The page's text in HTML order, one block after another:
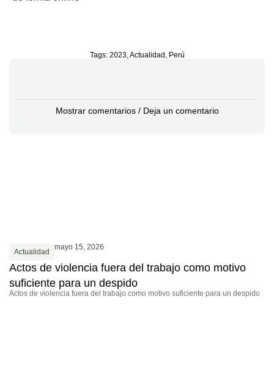
Tags: 2023,Actualidad, Perú
Mostrar comentarios / Deja un comentario
Actualidad
mayo 15, 2026
Actos de violencia fuera del trabajo como motivo
suficiente para un despido
Actos de violencia fuera del trabajo como motivo suficiente para un despido